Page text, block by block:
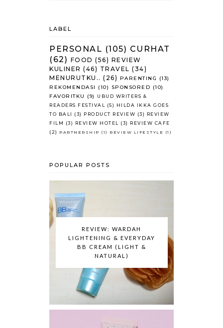
LABEL
PERSONAL (105) CURHAT
(62) FOOD (56) REVIEW
KULINER (46) TRAVEL (34)
MENURUTKU.. (26) PARENTING
(13)
REKOMENDASI
(10) SPONSORED (10)
FAVORITKU
(9)
UBUD WRITERS &
READERS FESTIVAL (5)
HILDA IKKA GOES
TO BALI
(3) PRODUCT REVIEW (3)
REVIEW
FILM
(3) REVIEW HOTEL (3)
REVIEW CAFE
(2)
PARTNERSHIP (1) REVIEW LIFESTYLE (1)
POPULAR POSTS
REVIEW: WARDAH
LIGHTENING & EVERYDAY
BB CREAM (LIGHT &
NATURAL)